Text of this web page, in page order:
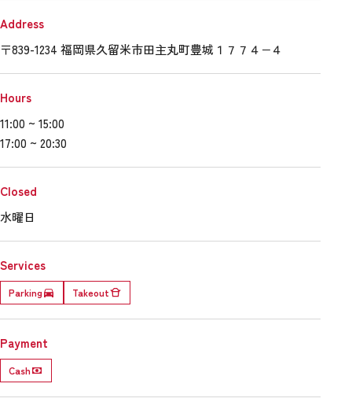
Address
〒839-1234 福岡県久留米市田主丸町豊城１７７４−４
Hours
11:00 ~ 15:00
17:00 ~ 20:30
Closed
水曜日
Services
Parking Takeout
Payment
Cash